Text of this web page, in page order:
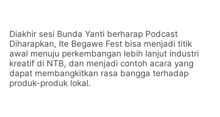
Diakhir sesi Bunda Yanti berharap Podcast
Diharapkan, Ite Begawe Fest bisa menjadi titik
awal menuju perkembangan lebih lanjut industri
kreatif di NTB, dan menjadi contoh acara yang
dapat membangkitkan rasa bangga terhadap
produk-produk lokal.